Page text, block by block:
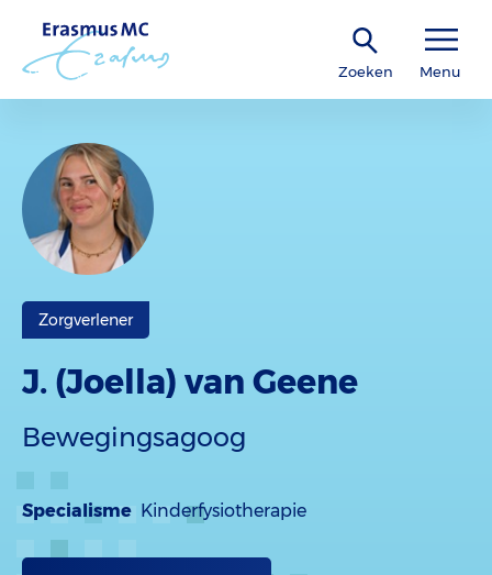
Zoeken Menu
Zorgverlener
J. (Joella) van Geene
Bewegingsagoog
Specialisme Kinderfysiotherapie